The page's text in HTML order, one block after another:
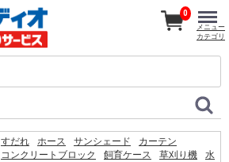
すだれ ホース サンシェード
カーテン
コンクリートブロック
飼育ケース 草刈り機
水
0
メニュー
カテゴリ